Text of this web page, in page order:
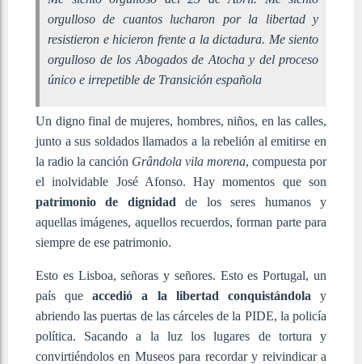
orgulloso de cuantos lucharon por la libertad y
resistieron e hicieron frente a la dictadura. Me siento
orgulloso de los Abogados de Atocha y del proceso
único e irrepetible de Transición española
Un digno final de mujeres, hombres, niños, en las calles,
junto a sus soldados llamados a la rebelión al emitirse en
la radio la canción Grândola vila morena, compuesta por
el inolvidable José Afonso. Hay momentos que son
patrimonio de dignidad de los seres humanos y
aquellas imágenes, aquellos recuerdos, forman parte para
siempre de ese patrimonio.
Esto es Lisboa, señoras y señores. Esto es Portugal, un
país queaccedió a la libertad conquistándola y
abriendo las puertas de las cárceles de la PIDE, la policía
política. Sacando a la luz los lugares de tortura y
convirtiéndolos en Museos para recordar y reivindicar a